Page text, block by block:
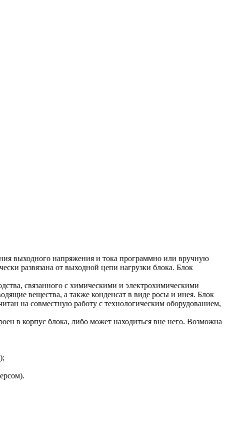
выходного напряжения и тока программно или вручную
развязана от выходной цепи нагрузки блока. Блок
связанного с химическими и электрохимическими
вещества, а также конденсат в виде росы и инея. Блок
на совместную работу с технологическим оборудованием,
в корпус блока, либо может находиться вне него. Возможна